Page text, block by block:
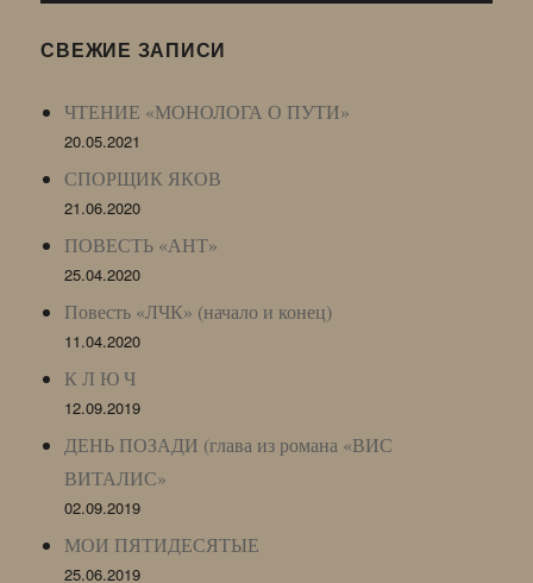
LJ
СВЕЖИЕ ЗАПИСИ
ЧТЕНИЕ «МОНОЛОГА О ПУТИ»
20.05.2021
СПОРЩИК ЯКОВ
21.06.2020
ПОВЕСТЬ «АНТ»
25.04.2020
Повесть «ЛЧК» (начало и конец)
11.04.2020
К Л Ю Ч
12.09.2019
ДЕНЬ ПОЗАДИ (глава из романа «ВИС
ВИТАЛИС»
02.09.2019
МОИ ПЯТИДЕСЯТЫЕ
25.06.2019